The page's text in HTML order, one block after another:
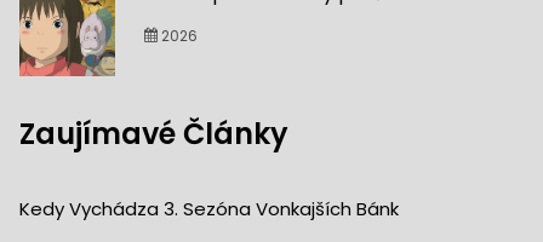
2026
Zaujímavé Články
Kedy Vychádza 3. Sezóna Vonkajších Bánk